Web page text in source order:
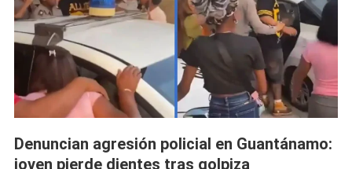
Denuncian agresión policial en Guantánamo:
joven pierde dientes tras golpiza